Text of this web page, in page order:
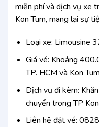
miễn phí và dịch vụ xe
Kon Tum, mang lại sự
Loại xe: Limousine
Giá vé: Khoảng
TP. HCM và Kon
Dịch vụ đi kèm:
chuyển trong TP
Liên hệ đặt vé: